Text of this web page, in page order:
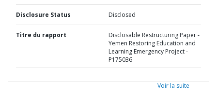
Disclosure Status Disclosed
Titre du rapport
Disclosable Restructuring Paper -
Yemen Restoring Education and
Learning Emergency Project -
P175036
Voir la suite